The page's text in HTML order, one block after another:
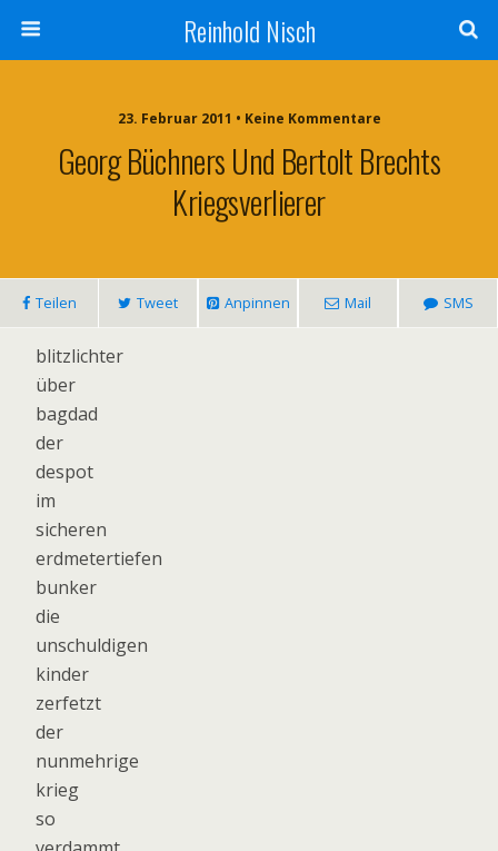
Reinhold Nisch
23. Februar 2011 • Keine Kommentare
Georg Büchners Und Bertolt Brechts
Kriegsverlierer
Teilen Tweet Anpinnen Mail SMS
blitzlichter
über
bagdad
der
despot
im
sicheren
erdmetertiefen
bunker
die
unschuldigen
kinder
zerfetzt
der
nunmehrige
krieg
so